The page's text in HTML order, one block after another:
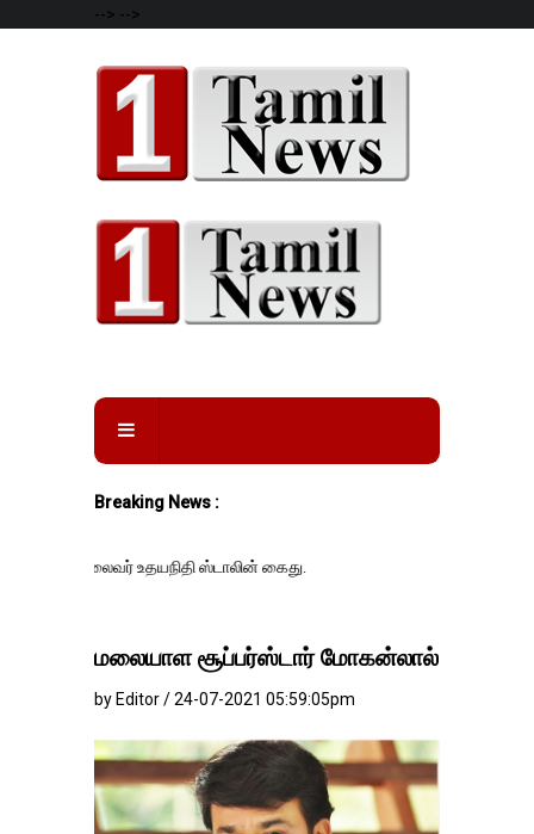
--> -->
Breaking News :
உதயநிதி ஸ்டாலின் கைது.
மலையாள சூப்பர்ஸ்டார் மோகன்லால்
by Editor / 24-07-2021 05:59:05pm